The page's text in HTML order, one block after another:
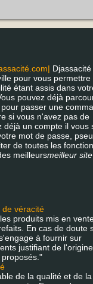
pour vous permettre
étant assis dans
pouvez déjà
passer une
si vous n'avez pas de
déjà un compte il vous
mot de passe,
de toutes les
meilleursmeilleur site
de véracité
produits mis en
En cas de doute
à fournir sur
justifiant de
de la qualité et de la